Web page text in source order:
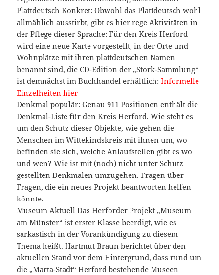
Plattdeutsch Konkret: Obwohl das Plattdeutsch wohl
allmählich ausstirbt, gibt es hier rege Aktivitäten in
der Pflege dieser Sprache: Für den Kreis Herford
wird eine neue Karte vorgestellt, in der Orte und
Wohnplätze mit ihren plattdeutschen Namen
benannt sind, die CD-Edition der „Stork-Sammlung“
ist demnächst im Buchhandel erhältlich:Informelle
Einzelheiten hier
Denkmal populär: Genau 911 Positionen enthält die
Denkmal-Liste für den Kreis Herford. Wie steht es
um den Schutz dieser Objekte, wie gehen die
Menschen im Wittekindskreis mit ihnen um, wo
befinden sie sich, welche Anlaufstellen gibt es wo
und wen? Wie ist mit (noch) nicht unter Schutz
gestellten Denkmalen umzugehen. Fragen über
Fragen, die ein neues Projekt beantworten helfen
könnte.
Museum Aktuell Das Herforder Projekt „Museum
am Münster“ ist erster Klasse beerdigt, wie es
sarkastisch in der Vorankündigung zu diesem
Thema heißt. Hartmut Braun berichtet über den
aktuellen Stand vor dem Hintergrund, dass rund um
die „Marta-Stadt“ Herford bestehende Museen